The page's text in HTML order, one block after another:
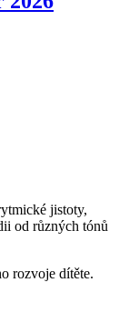
jistoty,
od různých tónů
rozvoje dítěte.